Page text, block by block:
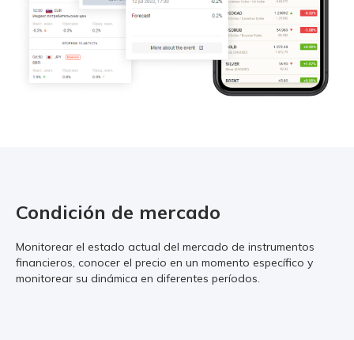
Condición de mercado
Monitorear el estado actual del mercado de instrumentos
financieros, conocer el precio en un momento específico y
monitorear su dinámica en diferentes períodos.